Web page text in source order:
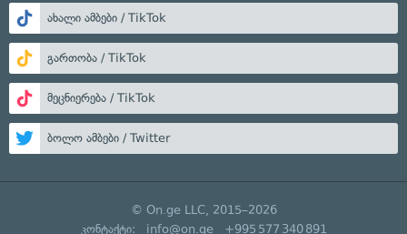
ახალი ამბები / TikTok
გართობა / TikTok
მეცნიერება / TikTok
ბოლო ამბები / Twitter
© On.ge LLC, 2015–2026
კონტაქტი: info@on.ge +995 577 340 891